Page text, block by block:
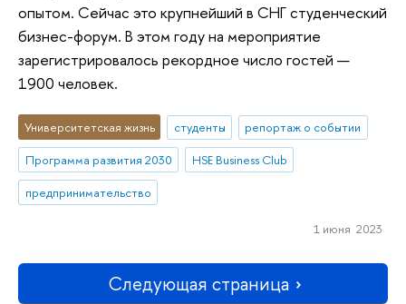
опытом. Сейчас это крупнейший в СНГ студенческий
бизнес-форум. В этом году на мероприятие
зарегистрировалось рекордное число гостей —
1900 человек.
Университетская жизнь студенты
репортаж о событии
Программа развития 2030
HSE Business Club
предпринимательство
1 июня 2023
Следующая страница